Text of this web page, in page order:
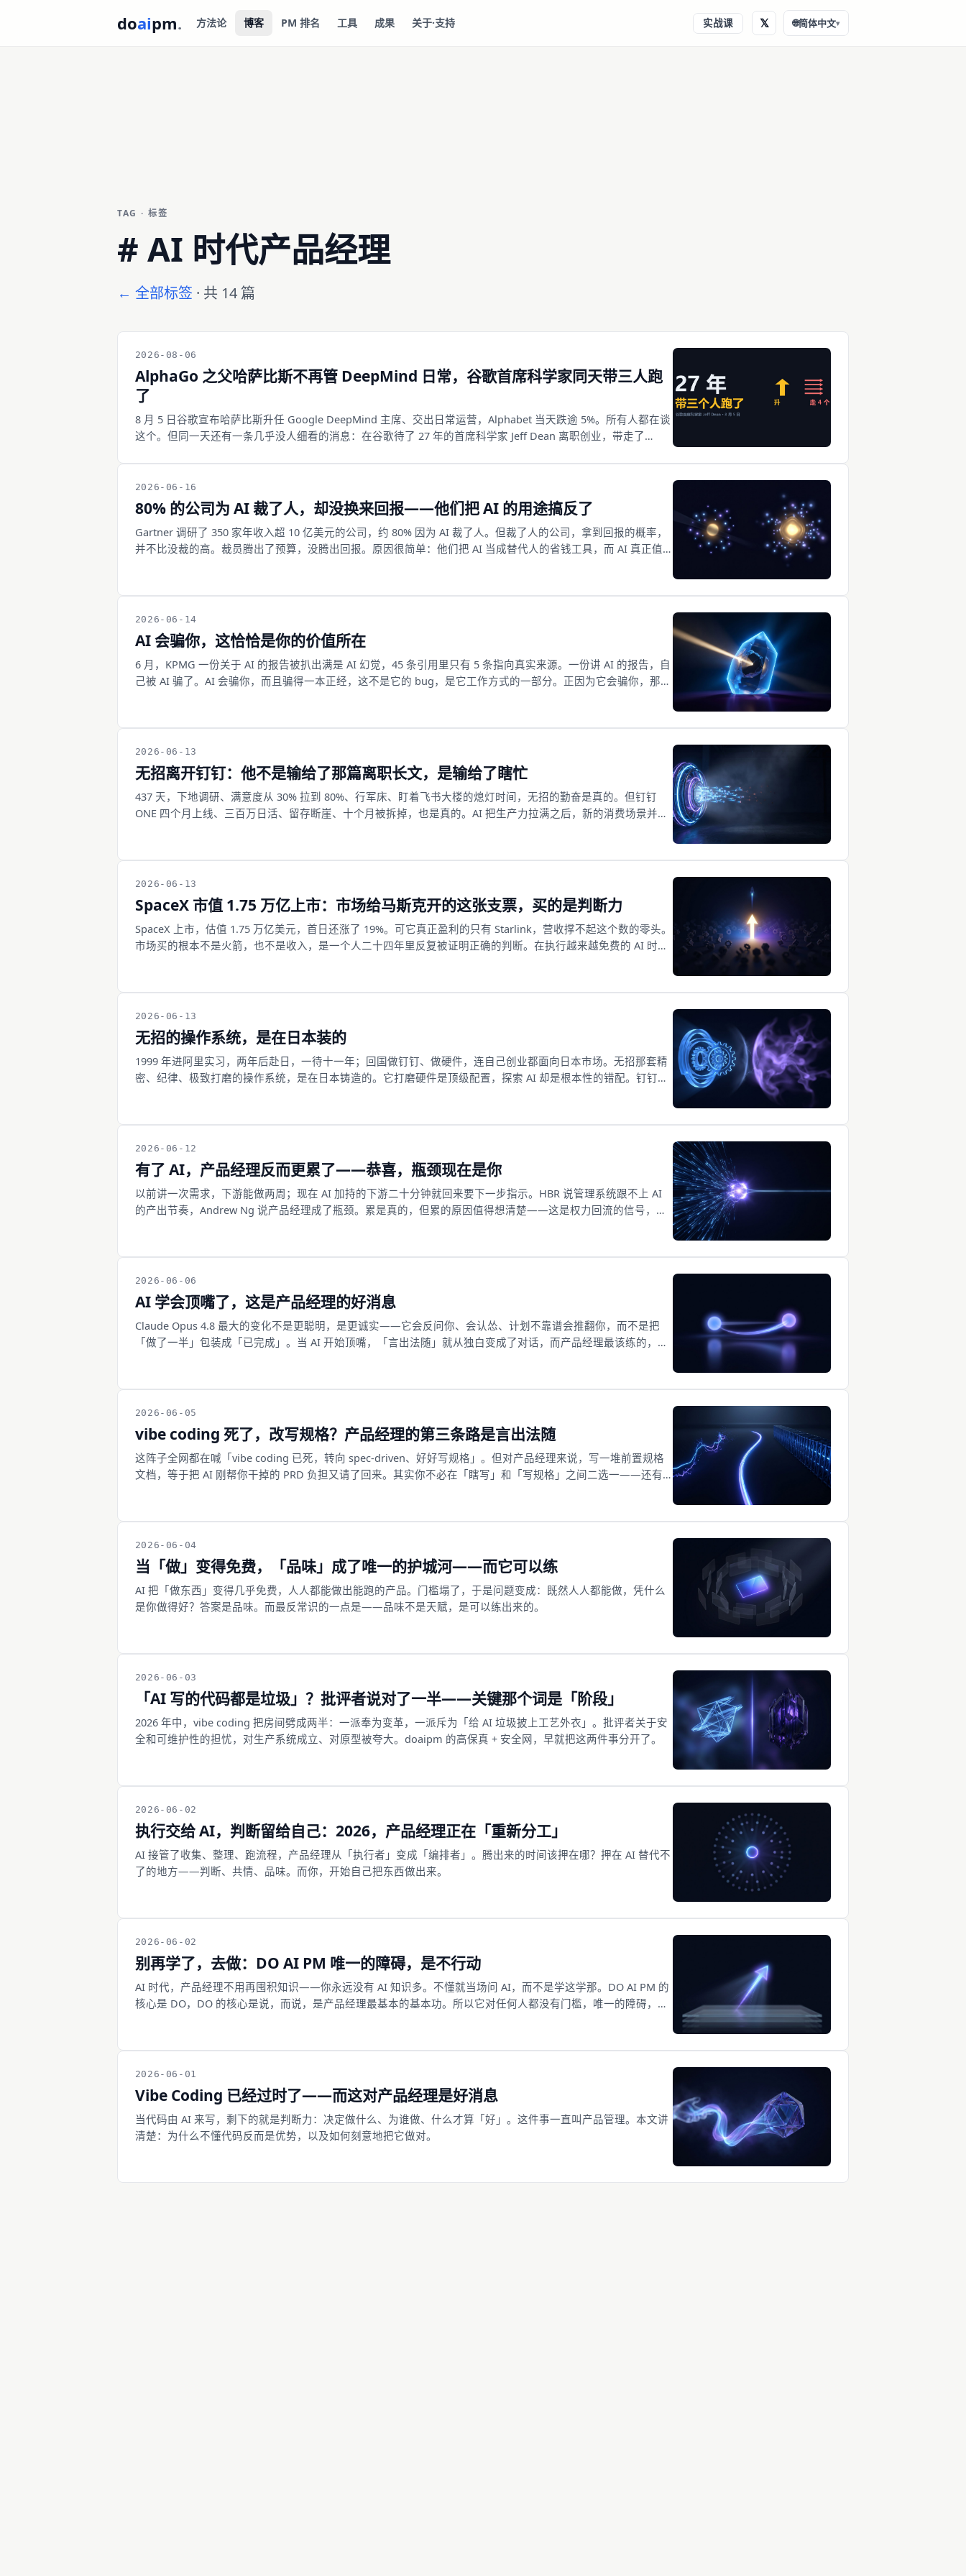
doaipm. 方法论 博客 PM 排名 工具 成果 关于·支持 实战课 𝕏 🌐简体中文▾
TAG · 标签
# AI 时代产品经理
← 全部标签 · 共 14 篇
2026-08-06
AlphaGo 之父哈萨比斯不再管 DeepMind 日常，谷歌首席科学家同天带三人跑
了
8 月 5 日谷歌宣布哈萨比斯升任 Google DeepMind 主席、交出日常运营，Alphabet 当天跌逾 5%。所有人都在谈
这个。但同一天还有一条几乎没人细看的消息：在谷歌待了 27 年的首席科学家 Jeff Dean 离职创业，带走了
是谷歌二十多年里仅有的两个 level 11 Senior Fellow，两人趴在同一台电脑前写了二十多年代码。Jeff Dean 这 27
年做的全是底座：搜索索引扩大 100 倍、谷歌第一套广告系统、MapReduce、BigTable、Spanner、
TensorFlow、发起 TPU 项目。这套操作系统的前提是你有时间造底座——而谷歌刚刚把时钟调快了。更怪的是，
谷歌没赶他走，还投了他的新公司，还要卖云给他。
2026-06-16
80% 的公司为 AI 裁了人，却没换来回报——他们把 AI 的用途搞反了
Gartner 调研了 350 家年收入超 10 亿美元的公司，约 80% 因为 AI 裁了人。但裁了人的公司，拿到回报的概率，
并不比没裁的高。裁员腾出了预算，没腾出回报。原因很简单：他们把 AI 当成替代人的省钱工具，而 AI 真正值
2026-06-14
AI 会骗你，这恰恰是你的价值所在
6 月，KPMG 一份关于 AI 的报告被扒出满是 AI 幻觉，45 条引用里只有 5 条指向真实来源。一份讲 AI 的报告，自
己被 AI 骗了。AI 会骗你，而且骗得一本正经，这不是它的 bug，是它工作方式的一部分。正因为它会骗你，那个
2026-06-13
无招离开钉钉：他不是输给了那篇离职长文，是输给了瞎忙
437 天，下地调研、满意度从 30% 拉到 80%、行军床、盯着飞书大楼的熄灯时间，无招的勤奋是真的。但钉钉
ONE 四个月上线、三百万日活、留存断崖、十个月被拆掉，也是真的。AI 把生产力拉满之后，新的消费场景并没
2026-06-13
SpaceX 市值 1.75 万亿上市：市场给马斯克开的这张支票，买的是判断力
SpaceX 上市，估值 1.75 万亿美元，首日还涨了 19%。可它真正盈利的只有 Starlink，营收撑不起这个数的零头。
市场买的根本不是火箭，也不是收入，是一个人二十四年里反复被证明正确的判断。在执行越来越免费的 AI 时
2026-06-13
无招的操作系统，是在日本装的
1999 年进阿里实习，两年后赴日，一待十一年；回国做钉钉、做硬件，连自己创业都面向日本市场。无招那套精
密、纪律、极致打磨的操作系统，是在日本铸造的。它打磨硬件是顶级配置，探索 AI 却是根本性的错配。钉钉失
2026-06-12
有了 AI，产品经理反而更累了——恭喜，瓶颈现在是你
以前讲一次需求，下游能做两周；现在 AI 加持的下游二十分钟就回来要下一步指示。HBR 说管理系统跟不上 AI
的产出节奏，Andrew Ng 说产品经理成了瓶颈。累是真的，但累的原因值得想清楚——这是权力回流的信号，也
2026-06-06
AI 学会顶嘴了，这是产品经理的好消息
Claude Opus 4.8 最大的变化不是更聪明，是更诚实——它会反问你、会认怂、计划不靠谱会推翻你，而不是把
「做了一半」包装成「已完成」。当 AI 开始顶嘴，「言出法随」就从独白变成了对话，而产品经理最该练的，是
2026-06-05
vibe coding 死了，改写规格？产品经理的第三条路是言出法随
这阵子全网都在喊「vibe coding 已死，转向 spec-driven、好好写规格」。但对产品经理来说，写一堆前置规格
文档，等于把 AI 刚帮你干掉的 PRD 负担又请了回来。其实你不必在「瞎写」和「写规格」之间二选一——还有
2026-06-04
当「做」变得免费，「品味」成了唯一的护城河——而它可以练
AI 把「做东西」变得几乎免费，人人都能做出能跑的产品。门槛塌了，于是问题变成：既然人人都能做，凭什么
是你做得好？答案是品味。而最反常识的一点是——品味不是天赋，是可以练出来的。
2026-06-03
「AI 写的代码都是垃圾」？批评者说对了一半——关键那个词是「阶段」
2026 年中，vibe coding 把房间劈成两半：一派奉为变革，一派斥为「给 AI 垃圾披上工艺外衣」。批评者关于安
全和可维护性的担忧，对生产系统成立、对原型被夸大。doaipm 的高保真 + 安全网，早就把这两件事分开了。
2026-06-02
执行交给 AI，判断留给自己：2026，产品经理正在「重新分工」
AI 接管了收集、整理、跑流程，产品经理从「执行者」变成「编排者」。腾出来的时间该押在哪？押在 AI 替代不
了的地方——判断、共情、品味。而你，开始自己把东西做出来。
2026-06-02
别再学了，去做：DO AI PM 唯一的障碍，是不行动
AI 时代，产品经理不用再囤积知识——你永远没有 AI 知识多。不懂就当场问 AI，而不是学这学那。DO AI PM 的
核心是 DO，DO 的核心是说，而说，是产品经理最基本的基本功。所以它对任何人都没有门槛，唯一的障碍，是
2026-06-01
Vibe Coding 已经过时了——而这对产品经理是好消息
当代码由 AI 来写，剩下的就是判断力：决定做什么、为谁做、什么才算「好」。这件事一直叫产品管理。本文讲
清楚：为什么不懂代码反而是优势，以及如何刻意地把它做对。